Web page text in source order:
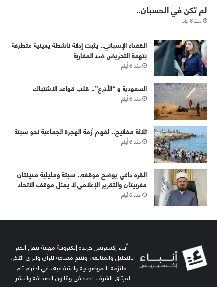
لم تكن في الحسبان..
منذ 6 أيام
القضاء الإسباني.. يثبت إدانة ناشطة يمينية متطرفة
بتهمة التحريض ضد المغاربة
منذ 6 أيام
‏⁧‫السعودية‬⁩ و “الأذرع”.. قلب قواعد الاشتباك
منذ 6 أيام
ثلاثة مفاتيح.. لفهم أزمة الهجرة الجماعية نحو سبتة
منذ 6 أيام
القره داغي يوضح موقفه.. سبتة ومليلية مدينتان
مغربيتان والتقرير الإعلامي لا يمثل موقف الاتحاد
منذ 6 أيام
أنباء إكسبريس جريدة إلكترونية مهنية تنقل الخبر
بالتحليل والمتابعة، وتتيح مساحة للرأي والرأي الآخر،
ملتزمة بالموضوعية والشفافية، في احترام تام
لميثاق الشرف الصحفي وقانون الصحافة والنشر.